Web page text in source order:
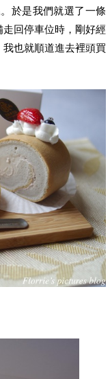
於是我們就選了一條
回停車位時，剛好經
也就順道進去裡頭買